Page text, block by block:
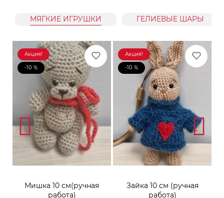
МЯГКИЕ ИГРУШКИ ГЕЛИЕВЫЕ ШАРЫ
Акция!
-10 %
Мишка 10 см(ручная
работа)
Акция!
-10 %
Зайка 10 см (ручная
работа)